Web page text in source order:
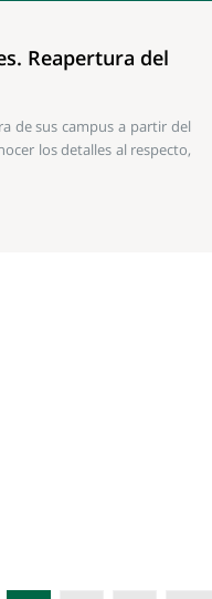
Reapertura del
de sus campus a partir del
los detalles al respecto,